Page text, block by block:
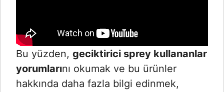
Bu yüzden, geciktirici sprey kullananlar
yorumlarını okumak ve bu ürünler
hakkında daha fazla bilgi edinmek,